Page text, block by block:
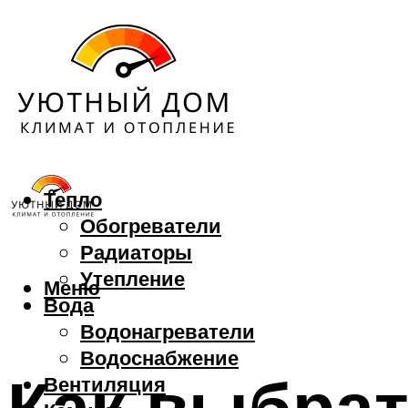
Тепло
Обогреватели
Радиаторы
Утепление
Вода
Водонагреватели
Водоснабжение
Вентиляция
Меню